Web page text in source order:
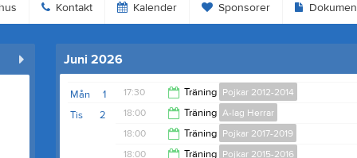
Kontakt Kalender Sponsorer
Juni 2026
1
Mån 17:30 Träning Pojkar 2012-2014
19:00
2
Tis 18:00 Träning A-lag Herrar
19:30
18:00 Träning Pojkar 2017-2019
18:00 Träning Pojkar 2015-2016